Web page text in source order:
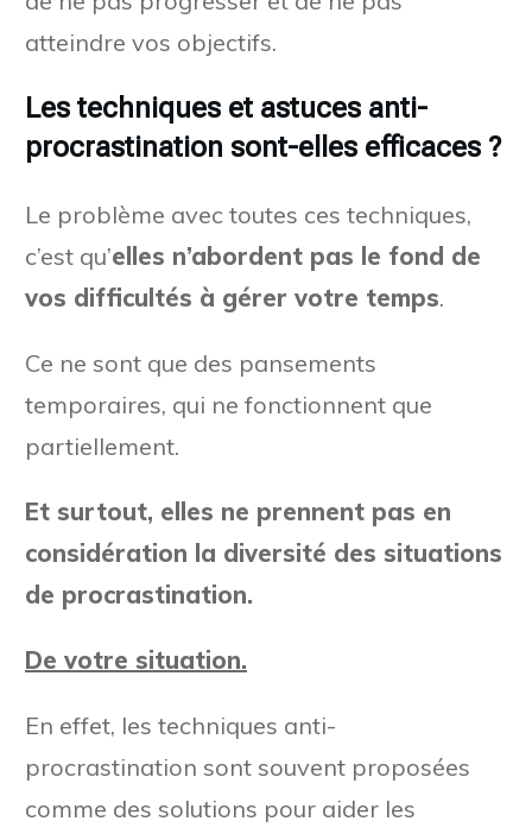
atteindre vos objectifs.
Les techniques et astuces anti-
procrastination sont-elles efficaces ?
Le problème avec toutes ces techniques,
c’est qu’elles n’abordent pas le fond de
vos difficultés à gérer votre temps.
Ce ne sont que des pansements
temporaires, qui ne fonctionnent que
partiellement.
Et surtout, elles ne prennent pas en
considération la diversité des situations
de procrastination.
De votre situation.
En effet, les techniques anti-
procrastination sont souvent proposées
comme des solutions pour aider les